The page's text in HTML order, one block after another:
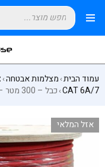
עמוד הבית›מצלמות אבטחה›
CAT 6A/7
›כבל – 300 מטר – Cat.7 CLASS A
אזל המלאי